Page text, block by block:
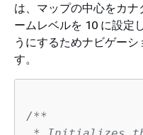
は、マップの中心をカ
ームレベルを 10 に設定
うにするためナビゲー
す。
/**